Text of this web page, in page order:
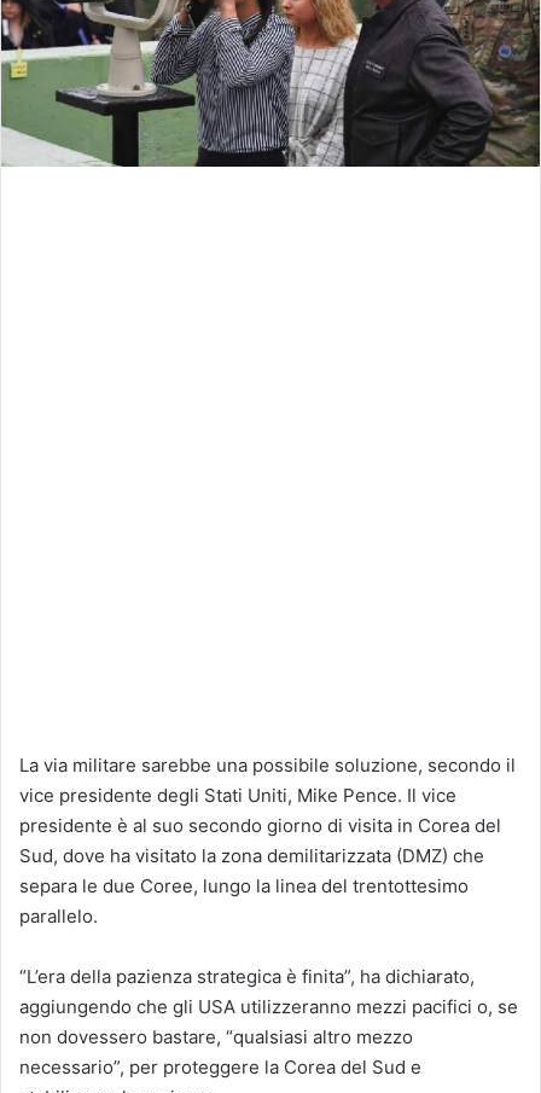
La via militare sarebbe una possibile soluzione, secondo il
vice presidente degli Stati Uniti, Mike Pence. Il vice
presidente è al suo secondo giorno di visita in Corea del
Sud, dove ha visitato la zona demilitarizzata (DMZ) che
separa le due Coree, lungo la linea del trentottesimo
parallelo.
“L’era della pazienza strategica è finita”, ha dichiarato,
aggiungendo che gli USA utilizzeranno mezzi pacifici o, se
non dovessero bastare, “qualsiasi altro mezzo
necessario”, per proteggere la Corea del Sud e